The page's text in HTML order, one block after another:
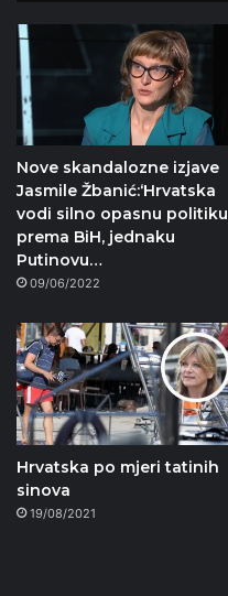
Nove skandalozne izjave
Jasmile Žbanić:‘Hrvatska
vodi silno opasnu politiku
prema BiH, jednaku
Putinovu…
09/06/2022
Hrvatska po mjeri tatinih
sinova
19/08/2021